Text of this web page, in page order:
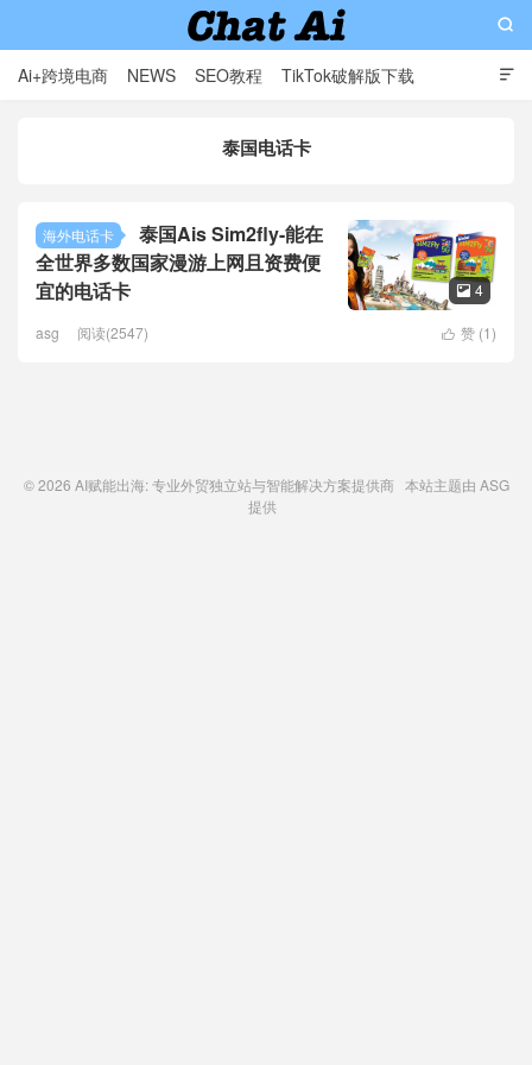

Ai+跨境电商 NEWS SEO教程 TikTok破解版下载

泰国电话卡
海外电话卡
泰国Ais Sim2fly-能在
全世界多数国家漫游上网且资费便
宜的电话卡
 4
 赞 (1)
asg 阅读(2547)
© 2026 AI赋能出海: 专业外贸独立站与智能解决方案提供商本站主题由 ASG
提供